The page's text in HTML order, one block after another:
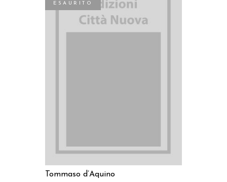
ESAURITO
Tommaso d’Aquino